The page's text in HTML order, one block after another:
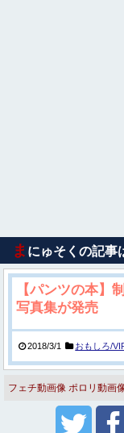
ま にゅそくの記事
【パンツの本】
写真集が発売
2018/3/1 おもしろ/
フェチ動画像 ポロリ動画